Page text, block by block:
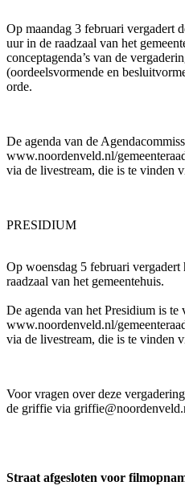
Op maandag 3 februari vergadert
uur in de raadzaal van het
conceptagenda’s van de
(oordeelsvormende en
orde.
De agenda van de
www.noordenveld.nl/
via de livestream, die is te vinden
PRESIDIUM
Op woensdag 5 februari
raadzaal van het gemeentehuis.
De agenda van het Presidium is te
www.noordenveld.nl/
via de livestream, die is te vinden
Voor vragen over deze
de griffie via
Straat afgesloten voor